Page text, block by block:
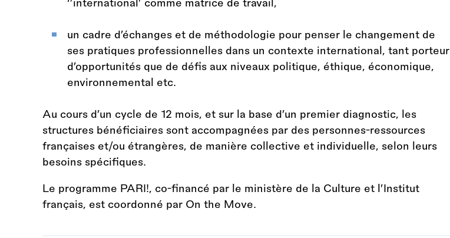
‘’international’ comme matrice de travail,
un cadre d’échanges et de méthodologie pour penser le changement de
ses pratiques professionnelles dans un contexte international, tant porteur
d’opportunités que de défis aux niveaux politique, éthique, économique,
environnemental etc.
Au cours d’un cycle de 12 mois, et sur la base d’un premier diagnostic, les
structures bénéficiaires sont accompagnées par des personnes-ressources
françaises et/ou étrangères, de manière collective et individuelle, selon leurs
besoins spécifiques.
Le programme PARI!, co-financé par le ministère de la Culture et l’Institut
français, est coordonné par On the Move.